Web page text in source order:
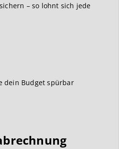
– so lohnt sich jede
dein Budget spürbar